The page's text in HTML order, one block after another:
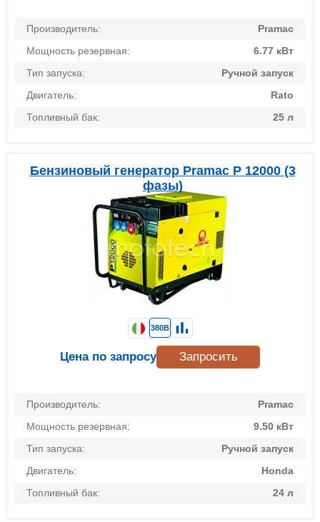
Производитель:
Pramac
Мощность резервная:
6.77 кВт
Тип запуска:
Ручной запуск
Двигатель:
Rato
Топливный бак:
25 л
Бензиновый генератор Pramac P 12000 (3
фазы)
Производитель:
Pramac
Мощность резервная:
9.50 кВт
Тип запуска:
Ручной запуск
Двигатель:
Honda
Топливный бак:
24 л
380В
Цена по запросу Запросить